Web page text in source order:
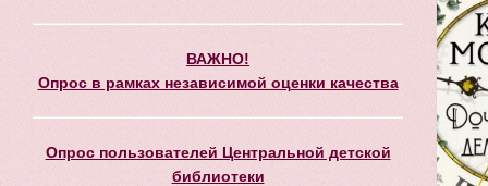
ВАЖНО!
Опрос в рамках независимой оценки качества
Опрос пользователей Центральной детской
библиотеки